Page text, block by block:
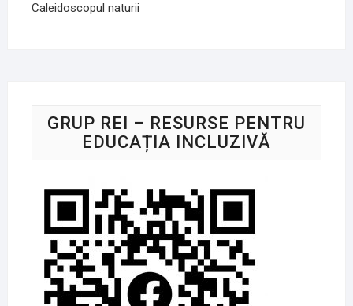
Caleidoscopul naturii
GRUP REI – RESURSE PENTRU
EDUCAȚIA INCLUZIVĂ